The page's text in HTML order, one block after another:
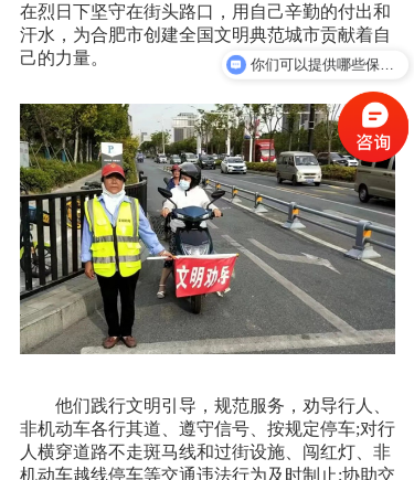
在烈日下坚守在街头路口，用自己辛勤的付出和
汗水，为合肥市创建全国文明典范城市贡献着自
己的力量。
他们践行文明引导，规范服务，劝导行人、
非机动车各行其道、遵守信号、按规定停车;对行
人横穿道路不走斑马线和过街设施、闯红灯、非
机动车越线停车等交通违法行为及时制止;协助交